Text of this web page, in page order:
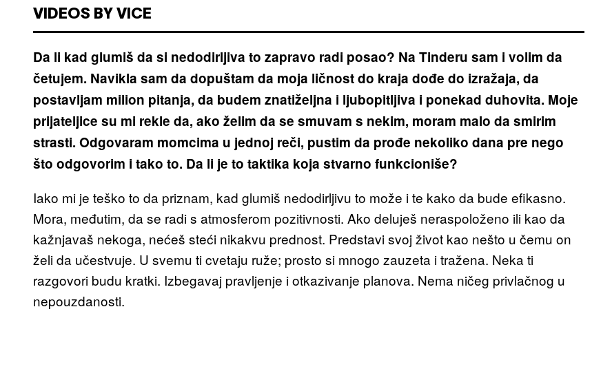
VIDEOS BY VICE
Da li kad glumiš da si nedodirljiva to zapravo radi posao? Na Tinderu sam i volim da
četujem. Navikla sam da dopuštam da moja ličnost do kraja dođe do izražaja, da
postavljam milion pitanja, da budem znatiželjna i ljubopitljiva i ponekad duhovita. Moje
prijateljice su mi rekle da, ako želim da se smuvam s nekim, moram malo da smirim
strasti. Odgovaram momcima u jednoj reči, pustim da prođe nekoliko dana pre nego
što odgovorim i tako to. Da li je to taktika koja stvarno funkcioniše?
Iako mi je teško to da priznam, kad glumiš nedodirljivu to može i te kako da bude efikasno.
Mora, međutim, da se radi s atmosferom pozitivnosti. Ako deluješ neraspoloženo ili kao da
kažnjavaš nekoga, nećeš steći nikakvu prednost. Predstavi svoj život kao nešto u čemu on
želi da učestvuje. U svemu ti cvetaju ruže; prosto si mnogo zauzeta i tražena. Neka ti
razgovori budu kratki. Izbegavaj pravljenje i otkazivanje planova. Nema ničeg privlačnog u
nepouzdanosti.